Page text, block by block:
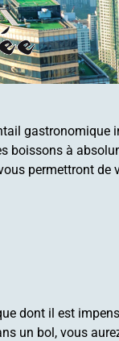
gastronomique
boissons à
permettront de
dont il est
un bol, vous